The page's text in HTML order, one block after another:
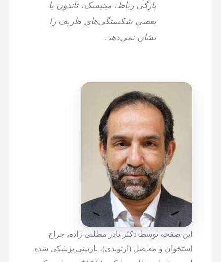
پارگی رباط، مینیسک، تاندون یا
بعضی شکستگی‌های ظریف را
نشان نمی‌دهد.
این صفحه توسط دکتر نادر مطلبی زاده، جراح
استخوان و مفاصل (ارتوپدی)، بازبینی پزشکی شده